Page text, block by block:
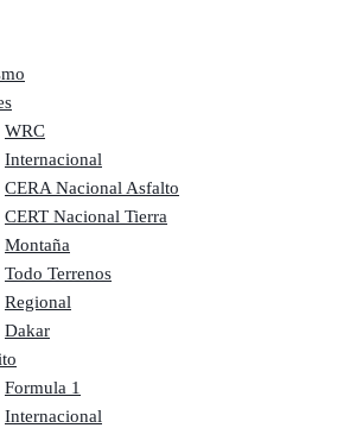
WRC
Internacional
CERA Nacional Asfalto
CERT Nacional Tierra
Montaña
Todo Terrenos
Regional
Dakar
Formula 1
Internacional